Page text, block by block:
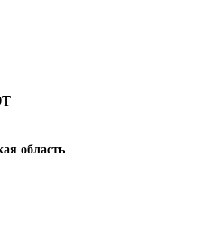
область